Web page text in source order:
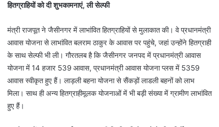
हितग्राहियों को दी शुभकामनाएं, ली सेल्फी
मंत्री राजपूत ने जैसीनगर में लाभांवित हितग्राहियों से मुलाकात की। वे प्रधानमंत्री
आवास योजना से लाभांवित बलराम ठाकुर के आवास पर पहुंचे, जहां उन्होंने हितग्राही
के साथ सेल्फी भी ली। गौरतलब है कि जैसीनगर जनपद में प्रधानमंत्री आवास
योजना में 14 हजार 539 आवास, प्रधानमंत्री आवास योजना प्लस में 5359
आवास स्वीकृत हुए हैं। लाड़ली बहना योजना से सैंकड़ों लाडली बहनों को लाभ
मिला। साथ ही अन्य हितग्राहीमूलक योजनाओं में भी बड़ी संख्या में ग्रामीण लाभांवित
हुए हैं।